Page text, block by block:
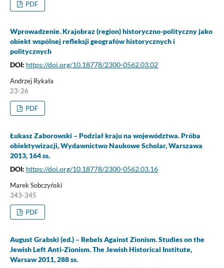
PDF
Wprowadzenie. Krajobraz (region) historyczno-polityczny jako
obiekt wspólnej refleksji geografów historycznych i
politycznych
DOI: https://doi.org/10.18778/2300-0562.03.02
Andrzej Rykała
23-26
PDF
Łukasz Zaborowski – Podział kraju na województwa. Próba
obiektywizacji, Wydawnictwo Naukowe Scholar, Warszawa
2013, 164 ss.
DOI: https://doi.org/10.18778/2300-0562.03.16
Marek Sobczyński
343-345
PDF
August Grabski (ed.) – Rebels Against Zionism. Studies on the
Jewish Left Anti-Zionism. The Jewish Historical Institute,
Warsaw 2011, 288 ss.